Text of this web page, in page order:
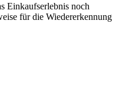
Einkaufserlebnis noch
für die Wiedererkennung